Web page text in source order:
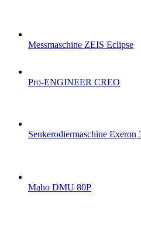
Messmaschine ZEIS Eclipse
Pro-ENGINEER CREO
Senkerodiermaschine
Maho DMU 80P